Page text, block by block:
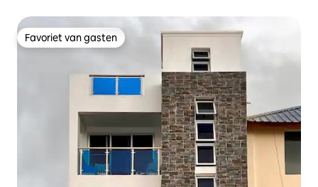
Favoriet van gasten
Favoriet van gasten